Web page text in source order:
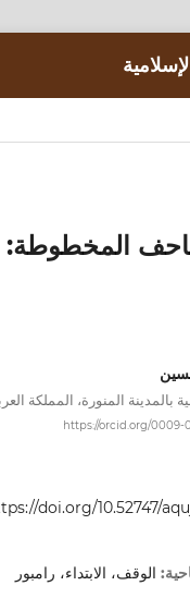
بالمدينة المنورة، المملكة
https://orcid.org/0009-
doi.org/10.52747/
الوقف، الابتداء، رامبور